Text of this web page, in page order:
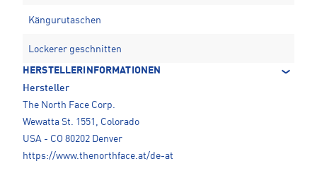
Kängurutaschen
Lockerer geschnitten
HERSTELLERINFORMATIONEN
Hersteller
The North Face Corp.
Wewatta St. 1551, Colorado
USA - CO 80202 Denver
https://www.thenorthface.at/de-at